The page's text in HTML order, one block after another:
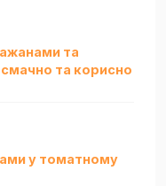
та
та кориснo
у томатному